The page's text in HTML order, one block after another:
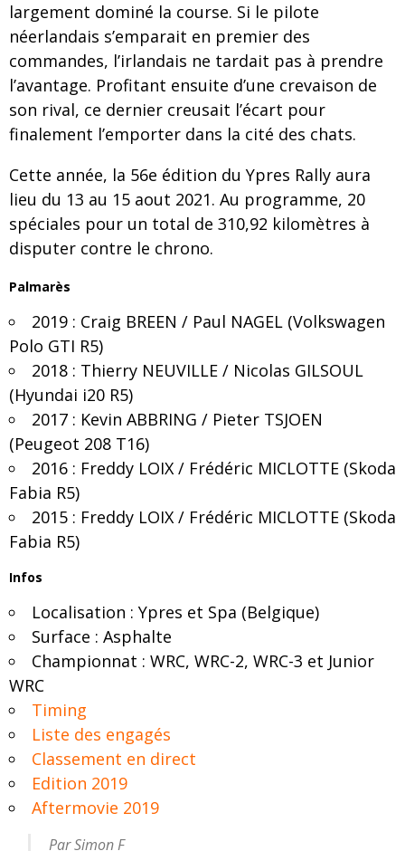
largement dominé la course. Si le pilote
néerlandais s’emparait en premier des
commandes, l’irlandais ne tardait pas à prendre
l’avantage. Profitant ensuite d’une crevaison de
son rival, ce dernier creusait l’écart pour
finalement l’emporter dans la cité des chats.
Cette année, la 56e édition du Ypres Rally aura
lieu du 13 au 15 aout 2021. Au programme, 20
spéciales pour un total de 310,92 kilomètres à
disputer contre le chrono.
Palmarès
2019 : Craig BREEN / Paul NAGEL (Volkswagen
Polo GTI R5)
2018 : Thierry NEUVILLE / Nicolas GILSOUL
(Hyundai i20 R5)
2017 : Kevin ABBRING / Pieter TSJOEN
(Peugeot 208 T16)
2016 : Freddy LOIX / Frédéric MICLOTTE (Skoda
Fabia R5)
2015 : Freddy LOIX / Frédéric MICLOTTE (Skoda
Fabia R5)
Infos
Localisation : Ypres et Spa (Belgique)
Surface : Asphalte
Championnat : WRC, WRC-2, WRC-3 et Junior
WRC
Timing
Liste des engagés
Classement en direct
Edition 2019
Aftermovie 2019
Par Simon F